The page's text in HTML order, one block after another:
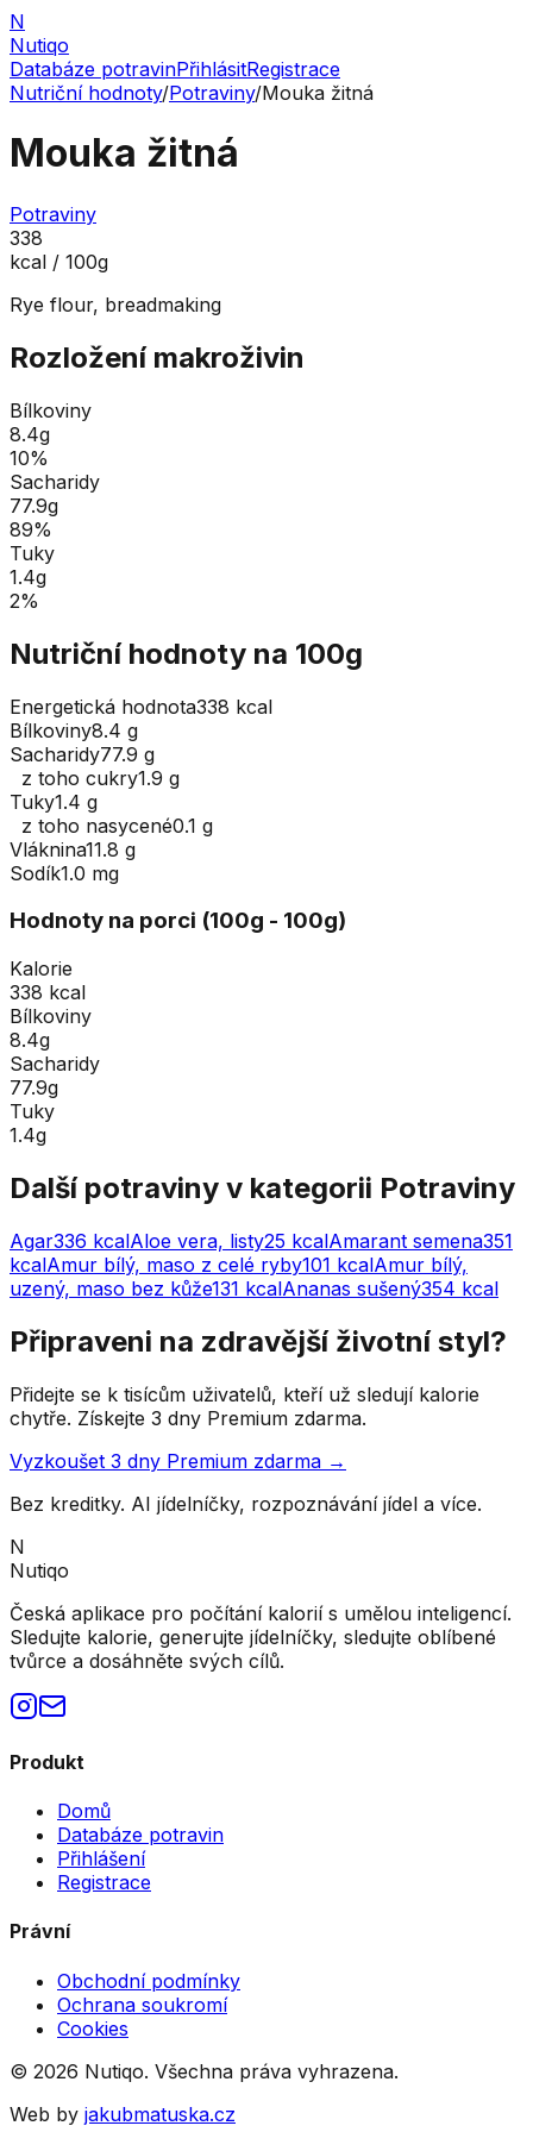
N
Nutiqo
Databáze potravinPřihlásitRegistrace
Nutriční hodnoty/Potraviny/Mouka žitná
Mouka žitná
Potraviny
338
kcal / 100g
Rye flour, breadmaking
Rozložení makroživin
Bílkoviny
8.4g
10%
Sacharidy
77.9g
89%
Tuky
1.4g
2%
Nutriční hodnoty na 100g
Energetická hodnota338 kcal
Bílkoviny8.4 g
Sacharidy77.9 g
z toho cukry1.9 g
Tuky1.4 g
z toho nasycené0.1 g
Vláknina11.8 g
Sodík1.0 mg
Hodnoty na porci (100g - 100g)
Kalorie
338 kcal
Bílkoviny
8.4g
Sacharidy
77.9g
Tuky
1.4g
Další potraviny v kategorii Potraviny
Agar336 kcalAloe vera, listy25 kcalAmarant semena351
kcalAmur bílý, maso z celé ryby101 kcalAmur bílý,
uzený, maso bez kůže131 kcalAnanas sušený354 kcal
Připraveni na zdravější životní styl?
Přidejte se k tisícům uživatelů, kteří už sledují kalorie
chytře. Získejte 3 dny Premium zdarma.
Vyzkoušet 3 dny Premium zdarma →
Bez kreditky. AI jídelníčky, rozpoznávání jídel a více.
N
Nutiqo
Česká aplikace pro počítání kalorií s umělou inteligencí.
Sledujte kalorie, generujte jídelníčky, sledujte oblíbené
tvůrce a dosáhněte svých cílů.
Produkt
Domů
Databáze potravin
Přihlášení
Registrace
Právní
Obchodní podmínky
Ochrana soukromí
Cookies
© 2026 Nutiqo. Všechna práva vyhrazena.
Web by jakubmatuska.cz